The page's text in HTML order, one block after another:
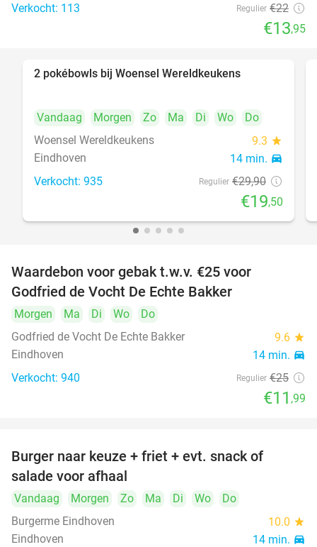
Verkocht: 113 Regulier €22
€13,95
2 pokébowls bij Woensel Wereldkeukens
Vandaag Morgen Zo Ma Di Wo
Do
Woensel Wereldkeukens
9.3 star
Eindhoven 14 min. directions_car
Verkocht: 935 Regulier €29,90
€19,50
Waardebon voor gebak t.w.v. €25 voor
Godfried de Vocht De Echte Bakker
Morgen Ma Di Wo
Do
Godfried de Vocht De Echte Bakker
9.6 star
Eindhoven 14 min. directions_car
Verkocht: 940 Regulier €25
€11 ,99
Burger naar keuze + friet + evt. snack of
salade voor afhaal
Vandaag Morgen Zo Ma Di Wo
Do
Burgerme Eindhoven
10.0 star
Eindhoven 14 min. directions_car